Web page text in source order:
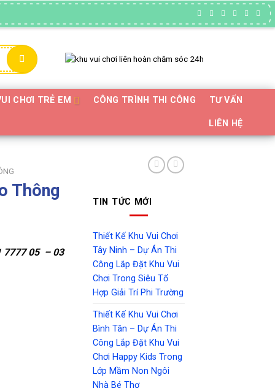
CHƠI TRẺ EM CÔNG TRÌNH THI CÔNG TƯ VẤN
LIÊN HỆ
Thông
7777 05 – 03
TIN TỨC MỚI
Thiết Kế Khu Vui Chơi
Tây Ninh – Dự Án Thi
Công Lắp Đặt Khu Vui
Chơi Trong Siêu Tổ
Hợp Giải Trí Phi Trường
Thiết Kế Khu Vui Chơi
Bình Tân – Dự Án Thi
Công Lắp Đặt Khu Vui
Chơi Happy Kids Trong
Lớp Mầm Non Ngôi
Nhà Bé Thơ